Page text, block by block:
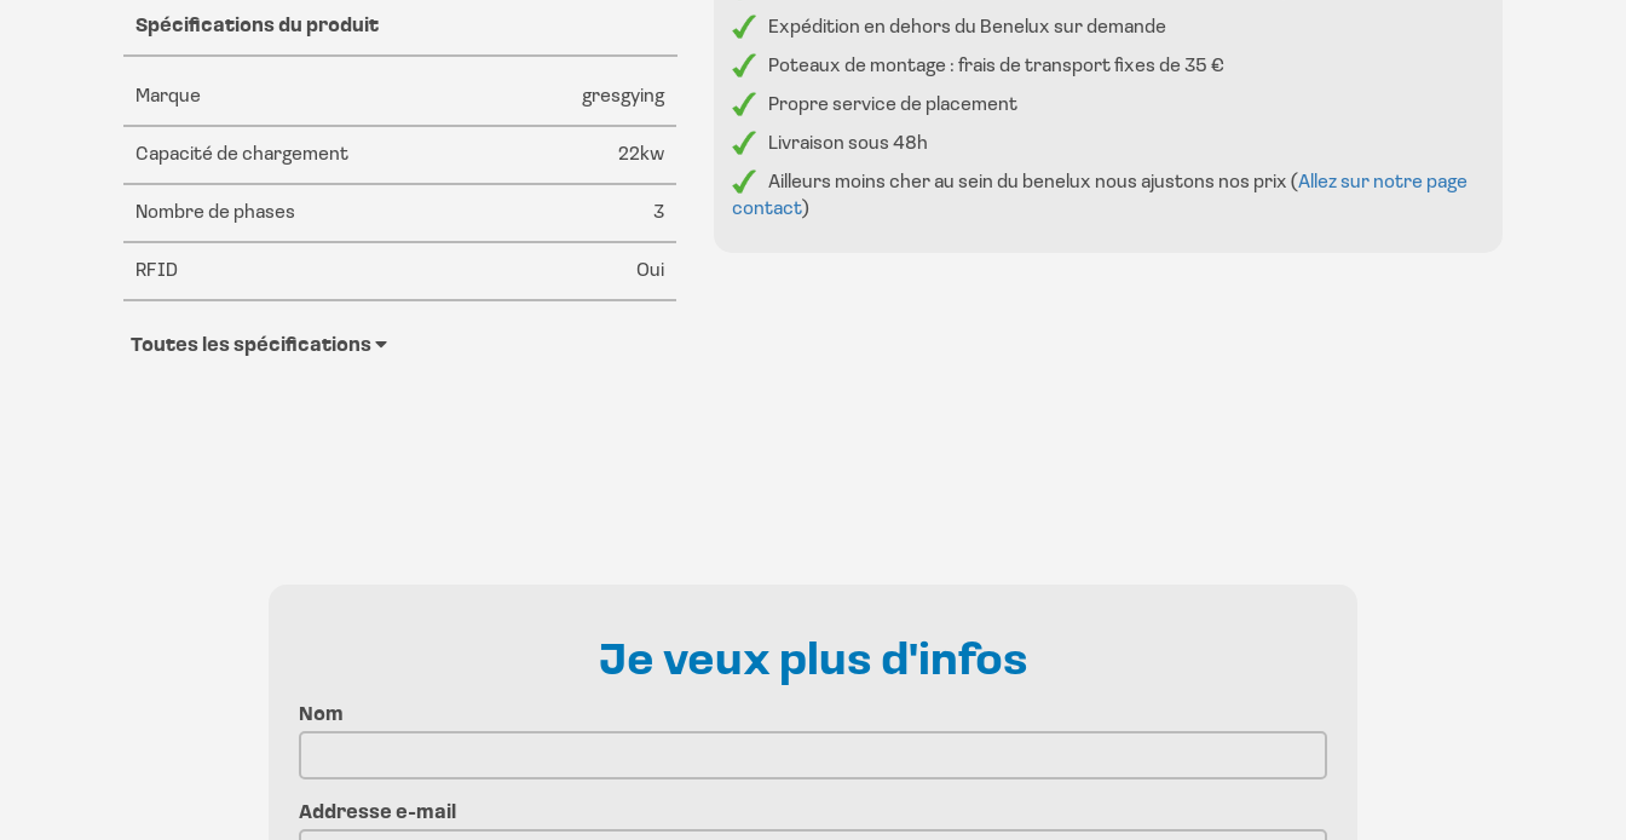
Spécifications du produit
Marque gresgying
Capacité de chargement 22kw
Nombre de phases 3
RFID Oui
Toutes les spécifications
Expédition en dehors du Benelux sur demande
Poteaux de montage : frais de transport fixes de 35 €
Propre service de placement
Livraison sous 48h
Ailleurs moins cher au sein du benelux nous ajustons nos prix (Allez sur notre page
contact)
Je veux plus d'infos
Nom
Addresse e-mail